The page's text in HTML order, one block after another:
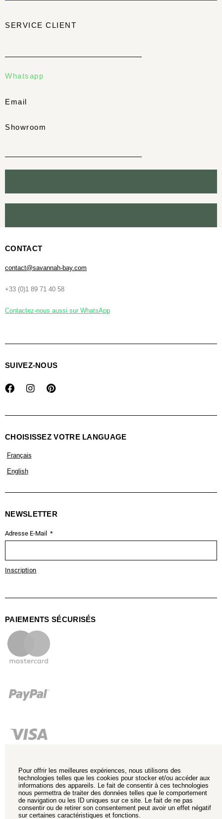
SERVICE CLIENT
Whatsapp
Email
Showroom
CONTACT
contact@savannah-bay.com
+33 (0)1 89 71 40 58
Contactez-nous aussi sur WhatsApp
SUIVEZ-NOUS
CHOISISSEZ VOTRE LANGUAGE
Français
English
NEWSLETTER
Adresse E-Mail
Inscription
PAIEMENTS SÉCURISÉS
Pour offrir les meilleures expériences, nous utilisons des
technologies telles que les cookies pour stocker et/ou accéder aux
informations des appareils. Le fait de consentir à ces technologies
nous permettra de traiter des données telles que le comportement
de navigation ou les ID uniques sur ce site. Le fait de ne pas
consentir ou de retirer son consentement peut avoir un effet négatif
sur certaines caractéristiques et fonctions.